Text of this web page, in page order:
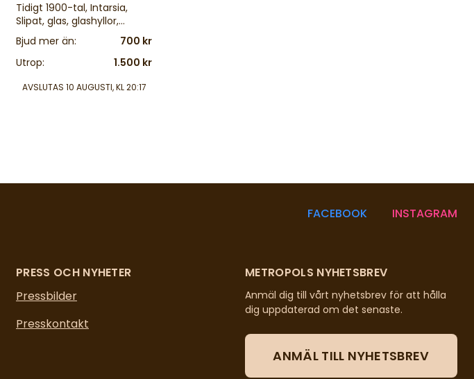
Tidigt 1900-tal, Intarsia,
Slipat, glas, glashyllor,
mahogny. Bredd: 90 cm,
djup: 51 cm, höjd: 156 cm,
nyckel
Bjud mer än:
700 kr
Utrop:
1.500 kr
AVSLUTAS 10 AUGUSTI, KL 20:17
FACEBOOK INSTAGRAM
PRESS OCH NYHETER
Pressbilder
Presskontakt
METROPOLS NYHETSBREV
Anmäl dig till vårt nyhetsbrev för att hålla
dig uppdaterad om det senaste.
ANMÄL TILL NYHETSBREV